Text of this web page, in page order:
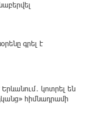
գրել է
կոտրել են
հիմնադրամի